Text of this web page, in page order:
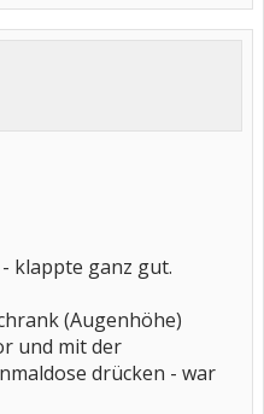
klappte ganz gut.
(Augenhöhe)
und mit der
drücken - war